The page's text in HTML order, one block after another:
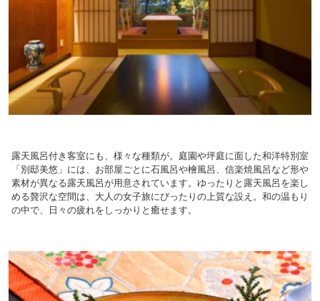
露天風呂付き客室にも、様々な種類が。庭園や坪庭に面した和洋特別室
「別邸美悠」には、お部屋ごとに石風呂や檜風呂、信楽焼風呂など形や
素材が異なる露天風呂が用意されています。ゆったりと露天風呂を楽し
める贅沢な空間は、大人の女子旅にぴったりの上質な設え。和の温もり
の中で、日々の疲れをしっかりと癒せます。